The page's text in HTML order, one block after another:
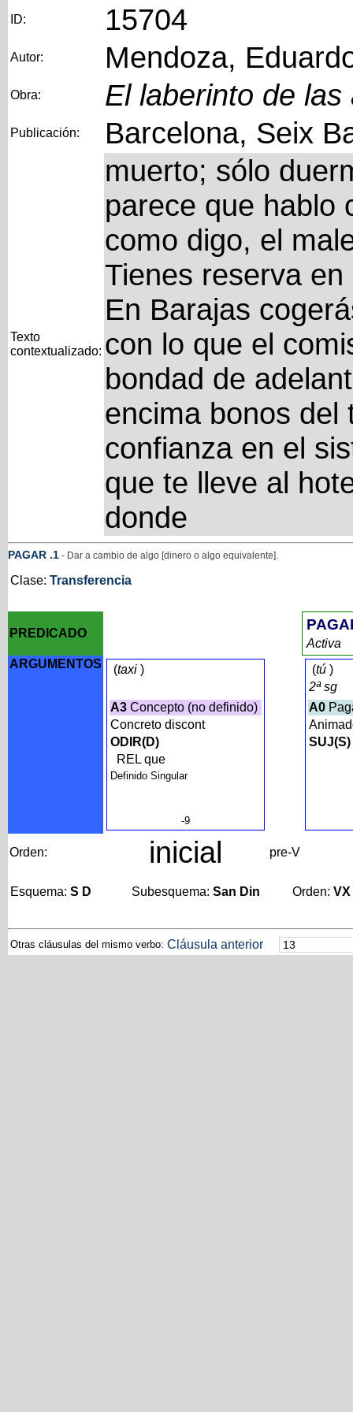
ID: 15704
Autor: Mendoza,
Obra: El laberinto de las
Publicación: Barcelona, Seix
Texto
contextualizado:
muerto; sólo
parece que hablo
como digo, el
Tienes reserva
En Barajas
con lo que el
bondad de
encima bonos del
confianza en el
que te lleve al
donde
PAGAR .1- Dar a cambio de algo [dinero o algo equivalente].
Clase: Transferencia
PREDICADO
Activa
ARGUMENTOS
(taxi)
A3Concepto (no definido)
Concreto discont
ODIR(D)
REL que
Definido Singular
-9
(tú)
2ª sg
A0
SUJ(S)
Orden: inicial pre-V
Esquema: S D Subesquema: San Din Orden: VX
Otras cláusulas del mismo verbo: Cláusula anterior